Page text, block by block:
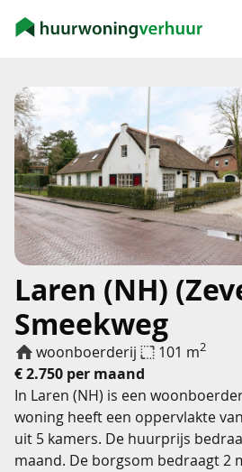
Laren (NH)
Smeekweg
woonboerderij 101 m2
€ 2.750 per maand
In Laren (NH) is een
woning heeft een oppervlakte
uit 5 kamers. De huurprijs
maand. De borgsom bedraagt 2